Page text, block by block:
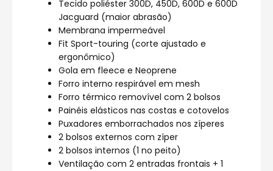
Tecido poliéster 300D, 450D, 600D e 600D
Jacguard (maior abrasão)
Membrana impermeável
Fit Sport-touring (corte ajustado e
ergonômico)
Gola em fleece e Neoprene
Forro interno respirável em mesh
Forro térmico removível com 2 bolsos
Painéis elásticos nas costas e cotovelos
Puxadores emborrachados nos zíperes
2 bolsos externos com zíper
2 bolsos internos (1 no peito)
Ventilação com 2 entradas frontais + 1